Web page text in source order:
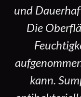
und
Die
kann.